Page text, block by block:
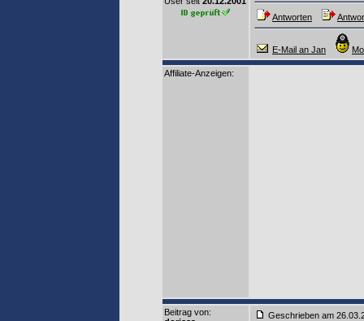
Antworten
E-Mail an Jan
Affiliate-Anzeigen:
Beitrag von:
Geschrieben am